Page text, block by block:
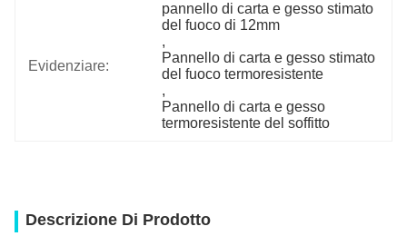
Evidenziare:
pannello di carta e gesso stimato
del fuoco di 12mm
,
Pannello di carta e gesso stimato
del fuoco termoresistente
,
Pannello di carta e gesso
termoresistente del soffitto
Descrizione Di Prodotto